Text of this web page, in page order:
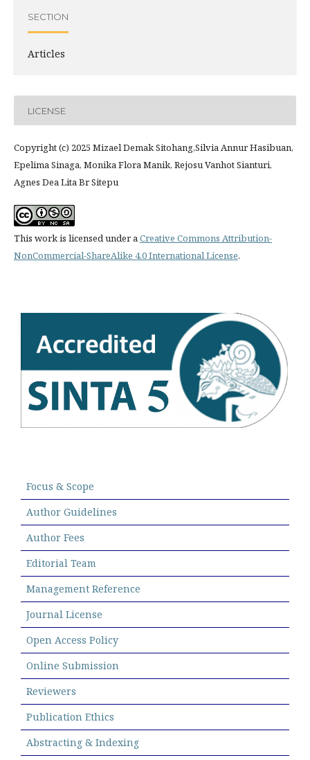
SECTION
Articles
LICENSE
Copyright (c) 2025 Mizael Demak Sitohang,Silvia Annur Hasibuan,
Epelima Sinaga, Monika Flora Manik, Rejosu Vanhot Sianturi,
Agnes Dea Lita Br Sitepu
This work is licensed under aCreative Commons Attribution-
NonCommercial-ShareAlike 4.0 International License.
Focus & Scope
Author Guidelines
Author Fees
Editorial Team
Management Reference
Journal License
Open Access Policy
Online Submission
Reviewers
Publication Ethics
Abstracting & Indexing